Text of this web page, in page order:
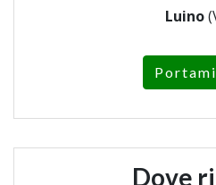
Luino
Dove